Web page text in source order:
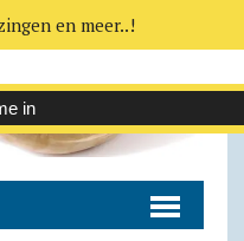
en meer..!